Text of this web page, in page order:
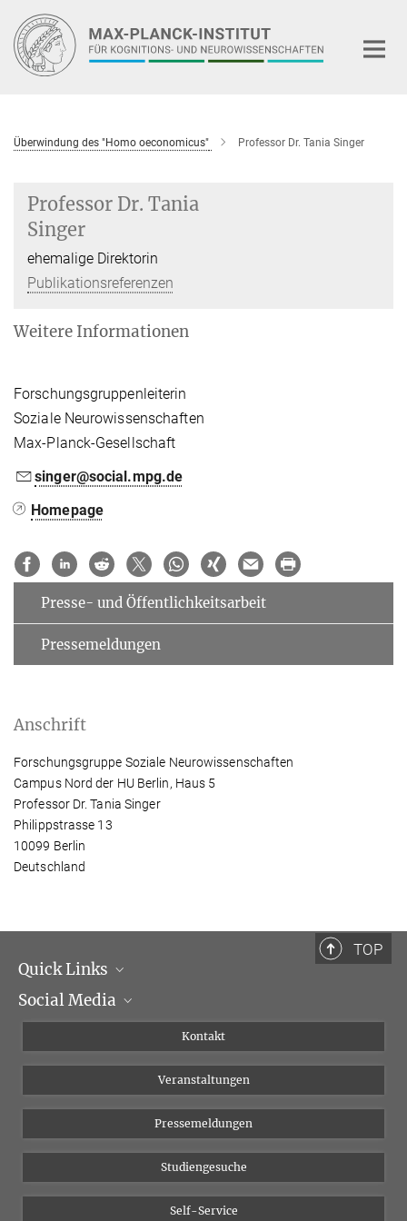
Hauptinhalt
Überwindung des "Homo oeconomicus" Professor Dr. Tania Singer
Professor Dr. Tania
Singer
ehemalige Direktorin
Publikationsreferenzen
Weitere Informationen
Forschungsgruppenleiterin
Soziale Neurowissenschaften
Max-Planck-Gesellschaft
singer@social.mpg.de
Homepage
Presse- und Öffentlichkeitsarbeit
Pressemeldungen
Anschrift
Forschungsgruppe Soziale Neurowissenschaften
Campus Nord der HU Berlin, Haus 5
Professor Dr. Tania Singer
Philippstrasse 13
10099 Berlin
Deutschland
TOP
Quick Links
Institutsleitung
Social Media
YouTube
Kontakt
Veranstaltungen
Pressemeldungen
Studiengesuche
Self-Service